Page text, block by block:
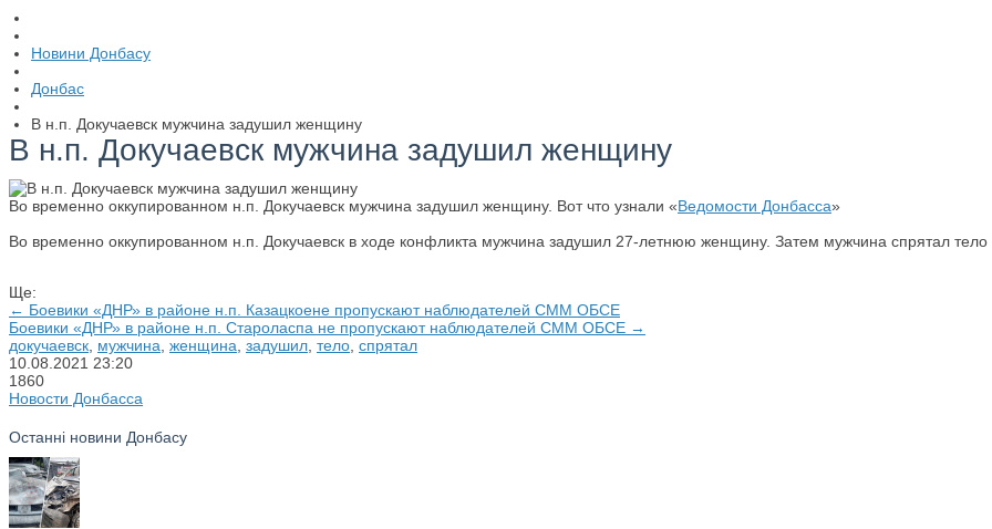
Новини Донбасу
Донбас
В н.п. Докучаевск мужчина задушил женщину
В н.п. Докучаевск мужчина задушил женщину
Во временно оккупированном н.п. Докучаевск мужчина задушил женщину. Вот что узнали «Ведомости Донбасса»
Во временно оккупированном н.п. Докучаевск в ходе конфликта мужчина задушил 27-летнюю женщину. Затем мужчина спрятал тело
Ще:
← Боевики «ДНР» в районе н.п. Казацкоене пропускают наблюдателей СММ ОБСЕ
Боевики «ДНР» в районе н.п. Староласпа не пропускают наблюдателей СММ ОБСЕ →
докучаевск мужчина женщина задушил тело спрятал
10.08.2021 23:20
1860
Новости Донбасса
Останні новини Донбасу